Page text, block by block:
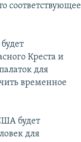
соответствующее
Креста и
для
временное
будет
для